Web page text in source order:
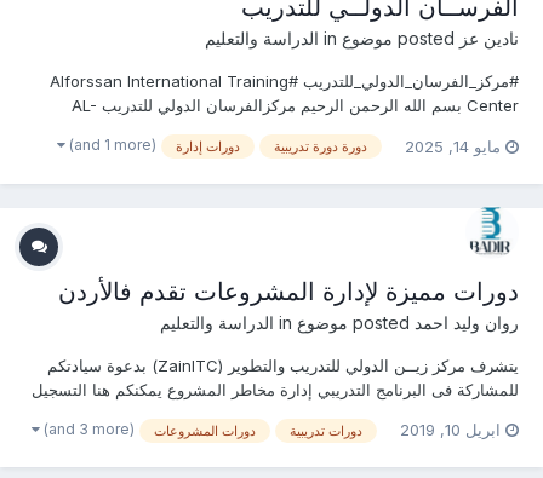
الفرســان الدولــي للتدريب
نادين عز الدراسة والتعليم
#مركز_الفرسان_الدولي_للتدريب #Alforssan International Training
Center بسم الله الرحمن الرحيم مركزالفرسان الدولي للتدريب AL-
الاستفسارعلى الدورة الان ......................... يحصل المتدرب على شهادة مع...
مايو 14, 2025 دورة دورة تدريبية دورات إدارة (and 1 more)
دورات مميزة لإدارة المشروعات تقدم فالأردن
روان وليد احمد الدراسة والتعليم
يتشرف مركز زيــن الدولي للتدريب والتطوير (ZainITC) بدعوة سيادتكم
للمشاركة فى البرنامج التدريبي إدارة مخاطر المشروع يمكنكم هنا التسجيل
واتساب / ڨايبر / لاين / إيمو : 00201156551496 البريد الإلكترونى : raw...
ابريل 10, 2019 دورات تدريبية دورات المشروعات (and 3 more)